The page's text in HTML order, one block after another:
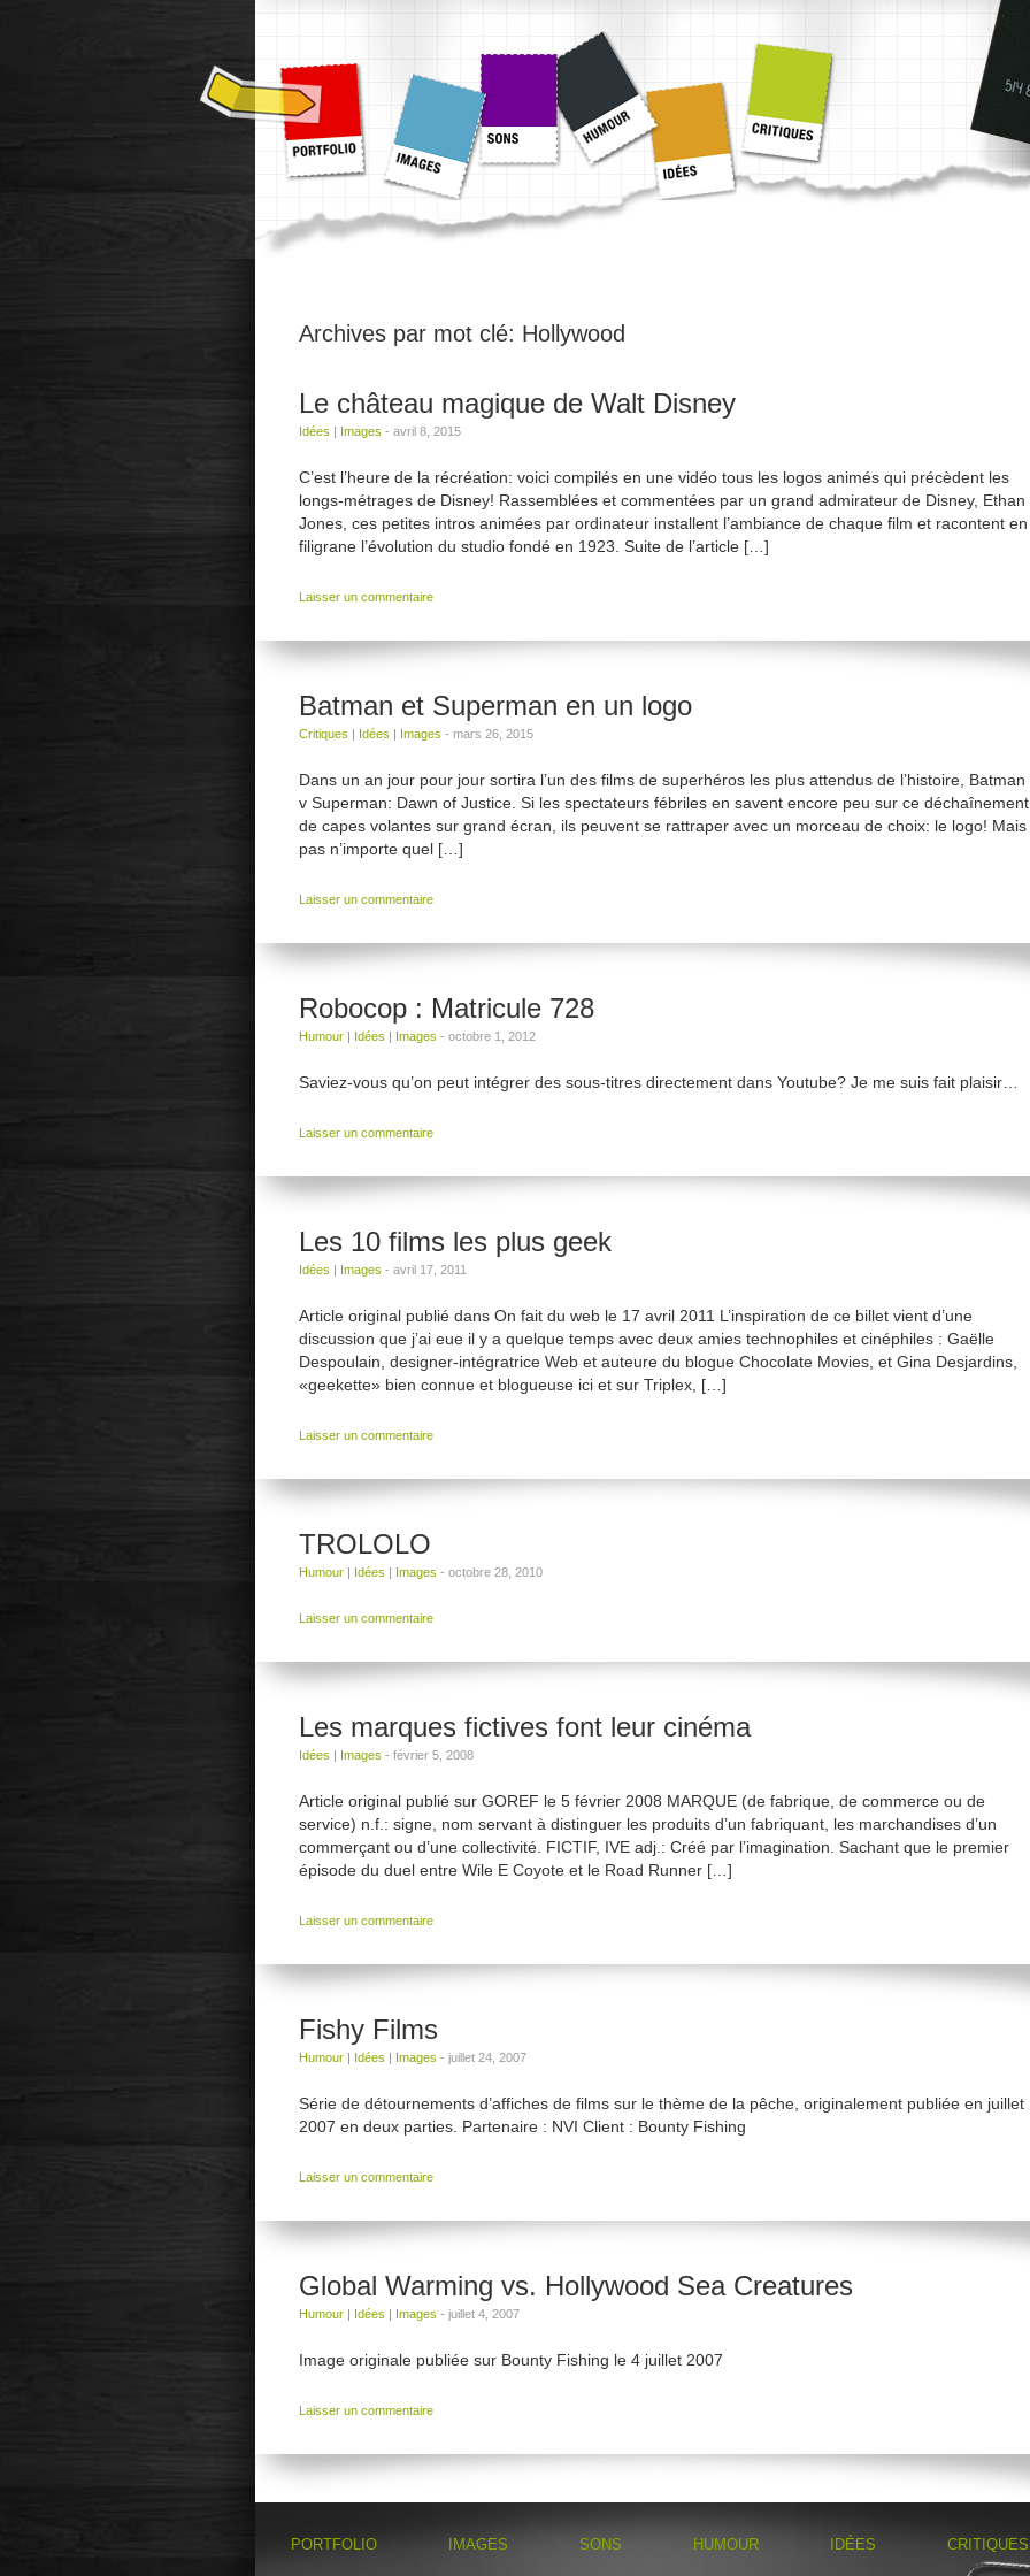
Archives par mot clé: Hollywood
Le château magique de Walt Disney
Idées Images - avril 8, 2015
C’est l’heure de la récréation: voici compilés en une vidéo tous les logos animés qui précèdent les
longs-métrages de Disney! Rassemblées et commentées par un grand admirateur de Disney, Ethan
Jones, ces petites intros animées par ordinateur installent l’ambiance de chaque film et racontent en
filigrane l’évolution du studio fondé en 1923. Suite de l’article […]
Laisser un commentaire
Batman et Superman en un logo
Critiques Idées Images - mars 26, 2015
Dans un an jour pour jour sortira l’un des films de superhéros les plus attendus de l’histoire, Batman
v Superman: Dawn of Justice. Si les spectateurs fébriles en savent encore peu sur ce déchaînement
de capes volantes sur grand écran, ils peuvent se rattraper avec un morceau de choix: le logo! Mais
pas n’importe quel […]
Laisser un commentaire
Robocop : Matricule 728
Humour Idées Images - octobre 1, 2012
Saviez-vous qu’on peut intégrer des sous-titres directement dans Youtube? Je me suis fait plaisir…
Laisser un commentaire
Les 10 films les plus geek
Idées Images - avril 17, 2011
Article original publié dans On fait du web le 17 avril 2011 L’inspiration de ce billet vient d’une
discussion que j’ai eue il y a quelque temps avec deux amies technophiles et cinéphiles : Gaëlle
Despoulain, designer-intégratrice Web et auteure du blogue Chocolate Movies, et Gina Desjardins,
«geekette» bien connue et blogueuse ici et sur Triplex, […]
Laisser un commentaire
TROLOLO
Humour Idées Images - octobre 28, 2010
Laisser un commentaire
Les marques fictives font leur cinéma
Idées Images - février 5, 2008
Article original publié sur GOREF le 5 février 2008 MARQUE (de fabrique, de commerce ou de
service) n.f.: signe, nom servant à distinguer les produits d’un fabriquant, les marchandises d’un
commerçant ou d’une collectivité. FICTIF, IVE adj.: Créé par l’imagination. Sachant que le premier
épisode du duel entre Wile E Coyote et le Road Runner […]
Laisser un commentaire
Fishy Films
Humour | Idées | Images - juillet 24, 2007
Série de détournements d’affiches de films sur le thème de la pêche, originalement publiée en juillet
2007 en deux parties. Partenaire : NVI Client : Bounty Fishing
Laisser un commentaire
Global Warming vs. Hollywood Sea Creatures
Humour | Idées | Images - juillet 4, 2007
Image originale publiée sur Bounty Fishing le 4 juillet 2007
Laisser un commentaire
PORTFOLIO IMAGES SONS HUMOUR IDÉES CRITIQUES